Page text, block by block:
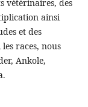
vétérinaires, des
ainsi
et des
races, nous
Ankole,